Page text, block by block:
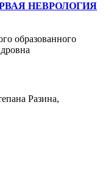
НЕВРОЛОГИЯ
образованного
Разина,